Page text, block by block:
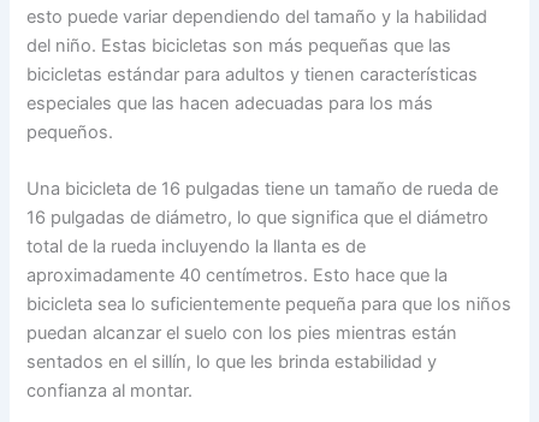
esto puede variar dependiendo del tamaño y la habilidad
del niño. Estas bicicletas son más pequeñas que las
bicicletas estándar para adultos y tienen características
especiales que las hacen adecuadas para los más
pequeños.
Una bicicleta de 16 pulgadas tiene un tamaño de rueda de
16 pulgadas de diámetro, lo que significa que el diámetro
total de la rueda incluyendo la llanta es de
aproximadamente 40 centímetros. Esto hace que la
bicicleta sea lo suficientemente pequeña para que los niños
puedan alcanzar el suelo con los pies mientras están
sentados en el sillín, lo que les brinda estabilidad y
confianza al montar.